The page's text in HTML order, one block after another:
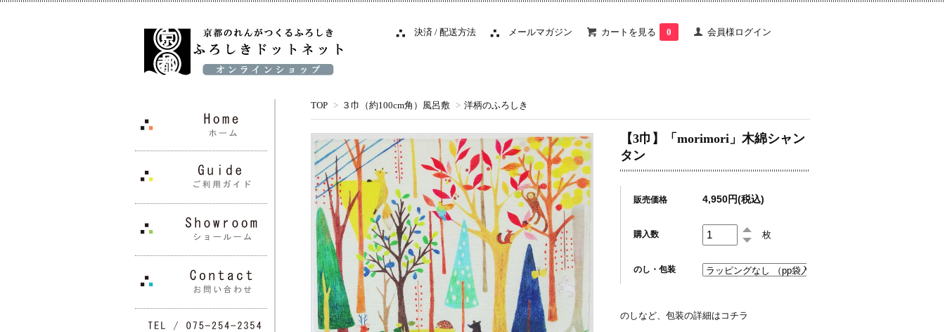
決済 / 配送方法 メールマガジン カートを見る 0 会員様ログイン
TOP > ３巾（約100cm角）風呂敷 > 洋柄のふろしき
【3巾】「morimori」木綿シャン
タン
販売価格 4,950円(税込)
購入数 枚
のし・包装
のしなど、包装の詳細はコチラ